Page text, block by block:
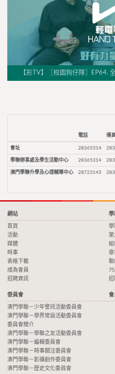
【形TV】〖校園狗仔隊〗EP64.
電話 傳
會址 28365314
學聯辦事處及學生活動中心 28365314
澳門學聯升學及心理輔導中心 28723143
網站
首頁
活動
媒體
時事
表格下載
成為會員
招聘資訊
學
學
第
組
章
聯
招
委員會
澳門學聯－少年警訊活動委員會
澳門學聯－學界常設活動委員會
委員會簡介
澳門學聯－學聯之友活動委員會
澳門學聯－編輯委員會
澳門學聯－時事關注委員會
澳門學聯－影攝創作委員會
澳門學聯－歷史文化委員會
會